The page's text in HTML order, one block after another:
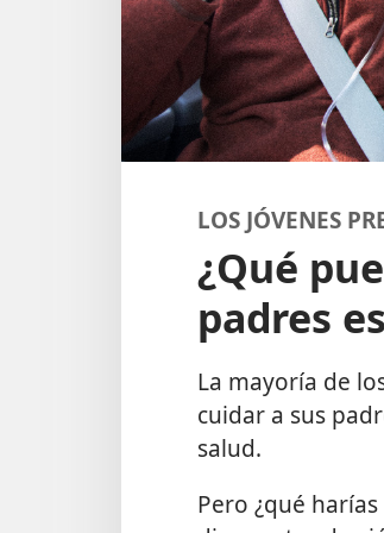
LOS JÓVENES
¿Qué
padres
La mayoría de
cuidar a sus
salud.
Pero ¿qué